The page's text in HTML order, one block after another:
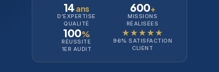
14ans
D'EXPERTISE
QUALITÉ
600+
MISSIONS
RÉALISÉES
100%
RÉUSSITE
1ER AUDIT
★★★★★
96% SATISFACTION
CLIENT